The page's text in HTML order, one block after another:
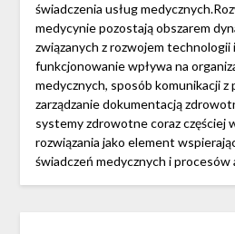
świadczenia usług
medycynie pozostają obszarem
związanych z rozwojem
funkcjonowanie wpływa na
medycznych, sposób komunikacji z
zarządzanie dokumentacją
systemy zdrowotne coraz częściej
rozwiązania jako element
świadczeń medycznych i